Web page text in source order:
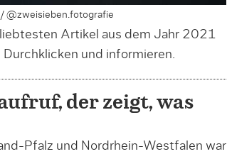
/ @zweisieben.fotografie
Artikel aus dem Jahr 2021
und informieren.
der zeigt, was
Pfalz und Nordrhein-Westfalen war